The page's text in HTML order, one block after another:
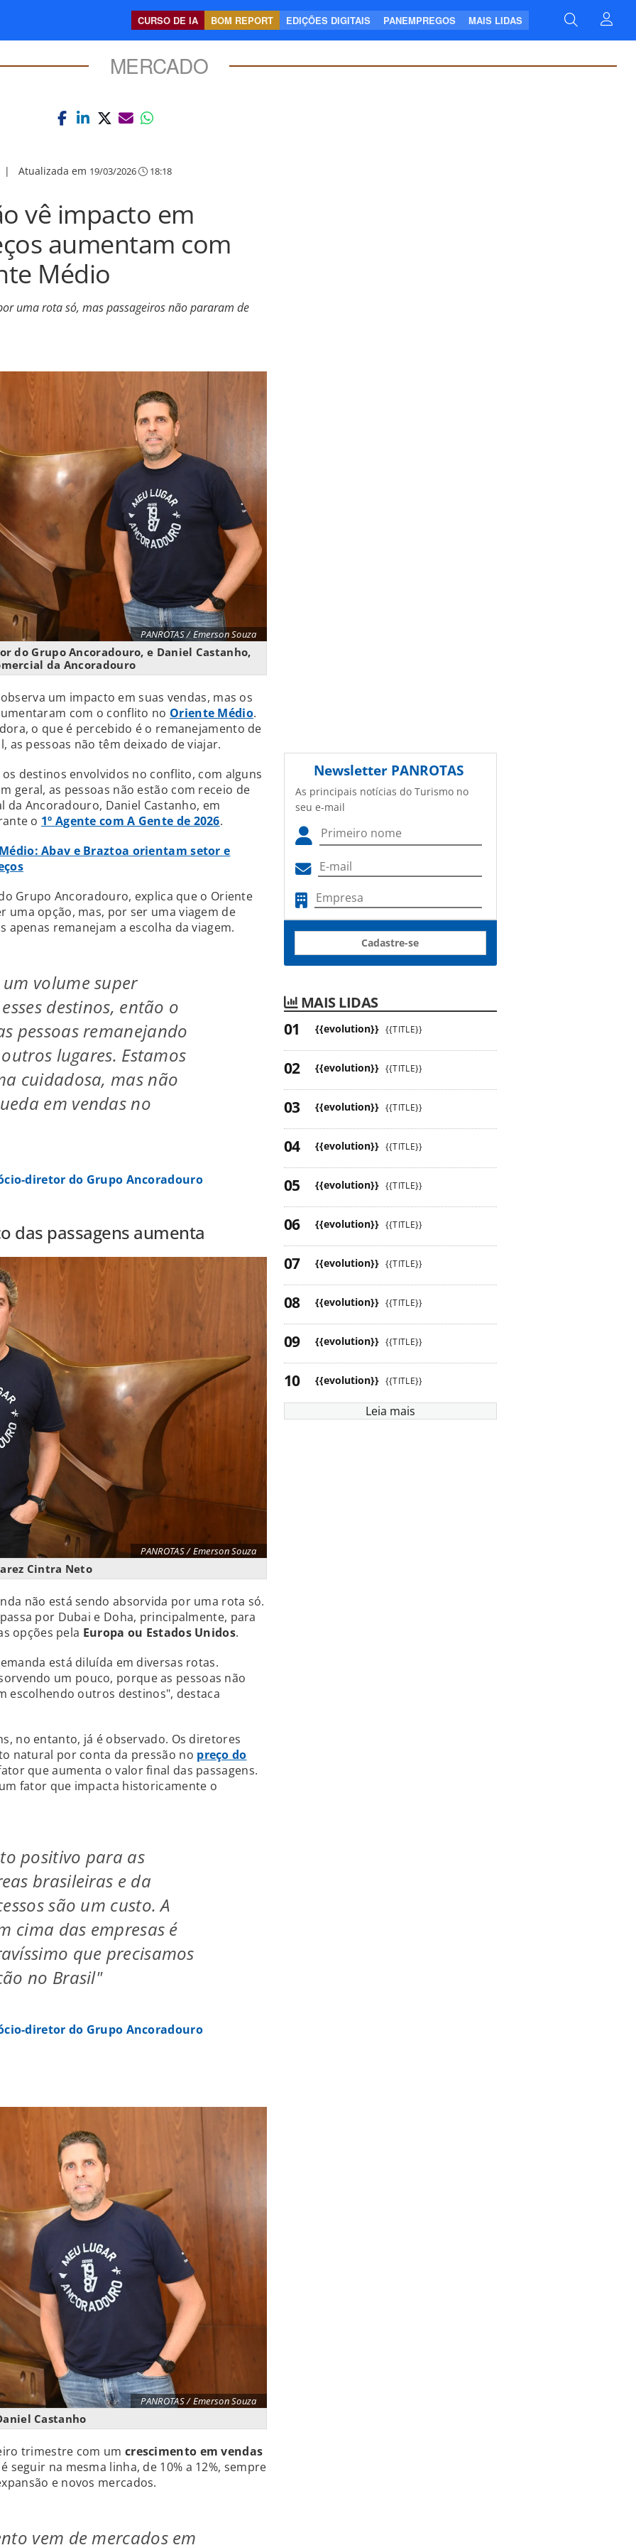
CURSO DE IA BOM REPORT EDIÇÕES DIGITAIS PANEMPREGOS MAIS LIDAS
MERCADO
Atualizada em 19/03/2026 18:18
vê impacto em
aumentam com
Médio
uma rota só, mas passageiros não pararam de
PANROTAS / Emerson Souza
do Grupo Ancoradouro, e Daniel Castanho,
da Ancoradouro
um impacto em suas vendas, mas os
com o conflito no Oriente Médio.
o que é percebido é o remanejamento de
as pessoas não têm deixado de viajar.
destinos envolvidos no conflito, com alguns
geral, as pessoas não estão com receio de
Ancoradouro, Daniel Castanho, em
o 1º Agente com A Gente de 2026.
Abav e Braztoa orientam setor e
Grupo Ancoradouro, explica que o Oriente
uma opção, mas, por ser uma viagem de
remanejam a escolha da viagem.
volume super
destinos, então o
pessoas remanejando
lugares. Estamos
cuidadosa, mas não
em vendas no
diretor do Grupo Ancoradouro
das passagens aumenta
PANROTAS / Emerson Souza
Cintra Neto
não está sendo absorvida por uma rota só.
por Dubai e Doha, principalmente, para
opções pela Europa ou Estados Unidos.
está diluída em diversas rotas.
um pouco, porque as pessoas não
escolhendo outros destinos", destaca
no entanto, já é observado. Os diretores
natural por conta da pressão no preço do
que aumenta o valor final das passagens.
fator que impacta historicamente o
positivo para as
brasileiras e da
são um custo. A
cima das empresas é
que precisamos
no Brasil"
diretor do Grupo Ancoradouro
PANROTAS / Emerson Souza
Castanho
trimestre com um crescimento em vendas
seguir na mesma linha, de 10% a 12%, sempre
e novos mercados.
vem de mercados em
Newsletter PANROTAS
As principais notícias do Turismo no
seu e-mail
Cadastre-se
MAIS LIDAS
{{evolution}} {{TITLE}}
{{evolution}} {{TITLE}}
{{evolution}} {{TITLE}}
{{evolution}} {{TITLE}}
{{evolution}} {{TITLE}}
{{evolution}} {{TITLE}}
{{evolution}} {{TITLE}}
{{evolution}} {{TITLE}}
{{evolution}} {{TITLE}}
{{evolution}} {{TITLE}}
Leia mais